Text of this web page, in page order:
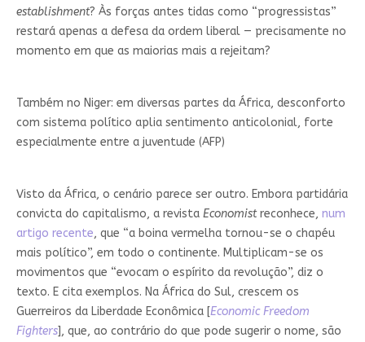
establishment? Às forças antes tidas como “progressistas”
restará apenas a defesa da ordem liberal — precisamente no
momento em que as maiorias mais a rejeitam?
Também no Niger: em diversas partes da África, desconforto
com sistema político aplia sentimento anticolonial, forte
especialmente entre a juventude (AFP)
Visto da África, o cenário parece ser outro. Embora partidária
convicta do capitalismo, a revista Economistreconhece, num
artigo recente, que “a boina vermelha tornou-se o chapéu
mais político”, em todo o continente. Multiplicam-se os
movimentos que “evocam o espírito da revolução”, diz o
texto. E cita exemplos. Na África do Sul, crescem os
Guerreiros da Liberdade Econômica [Economic Freedom
Fighters], que, ao contrário do que pode sugerir o nome, são